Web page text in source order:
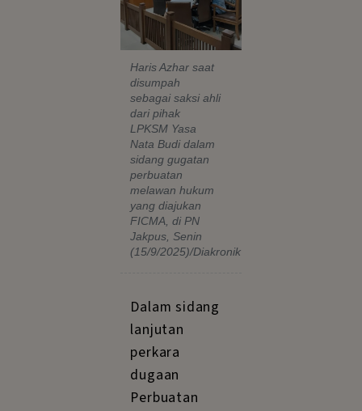
Haris Azhar saat
disumpah
sebagai saksi ahli
dari pihak
LPKSM Yasa
Nata Budi dalam
sidang gugatan
perbuatan
melawan hukum
yang diajukan
FICMA, di PN
Jakpus, Senin
(15/9/2025)/Diakronik
Dalam sidang
lanjutan
perkara
dugaan
Perbuatan